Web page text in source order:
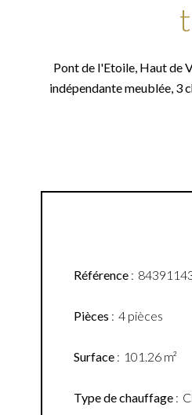
Pont de l'Etoile, Haut de
indépendante meublée, 3
Référence
Pièces 4 pièces
Surface 101.26 m²
Type de chauffage